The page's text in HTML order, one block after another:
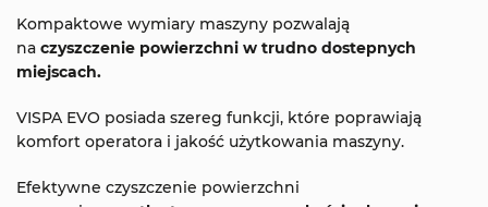
Kompaktowe wymiary maszyny pozwalają
na czyszczenie powierzchni w trudno dostepnych
miejscach.
VISPA EVO posiada szereg funkcji, które poprawiają
komfort operatora i jakość użytkowania maszyny.
Efektywne czyszczenie powierzchni